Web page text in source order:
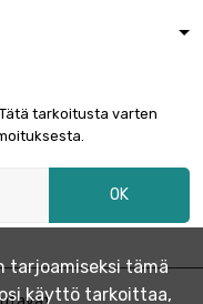
tarkoitusta varten
OK
tarjoamiseksi tämä
käyttö tarkoittaa,